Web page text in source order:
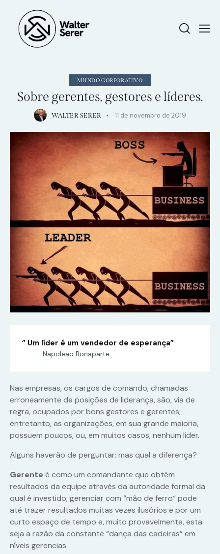
MUNDO CORPORATIVO
Sobre gerentes, gestores e líderes.
WALTER SERER 11 de novembro de 2019
” Um líder é um vendedor de esperança”
Napoleão Bonaparte
Nas empresas, os cargos de comando, chamadas
erroneamente de posições de liderança, são, via de
regra, ocupados por bons gestores e gerentes;
entretanto, as organizações, em sua grande maioria,
possuem poucos, ou, em muitos casos, nenhum líder.
Alguns haverão de perguntar: mas qual a diferença?
Gerente é como um comandante que obtém
resultados da equipe através da autoridade formal da
qual é investido; gerenciar com “mão de ferro“ pode
até trazer resultados muitas vezes ilusórios e por um
curto espaço de tempo e, muito provavelmente, esta
seja a razão da constante “dança das cadeiras” em
níveis gerencias.